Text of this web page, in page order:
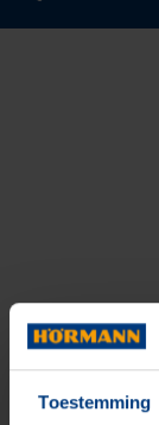
Toestemming